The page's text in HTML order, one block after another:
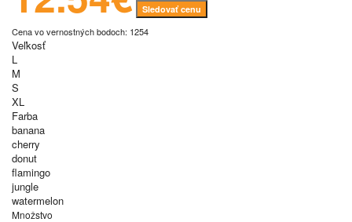
Sledovať cenu
Cena vo vernostných bodoch: 1254
Veľkosť
L
M
S
XL
Farba
banana
cherry
donut
flamingo
jungle
watermelon
Množstvo